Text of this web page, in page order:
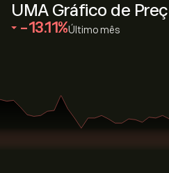
UMA Gráfico de
‎-13.11‎ Último mês